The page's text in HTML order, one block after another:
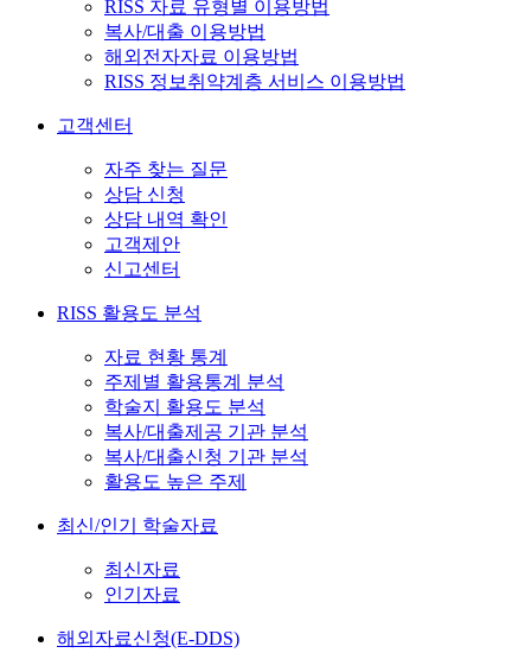
RISS 자료 유형별 이용방법
복사/대출 이용방법
해외전자자료 이용방법
RISS 정보취약계층 서비스 이용방법
고객센터
자주 찾는 질문
상담 신청
상담 내역 확인
고객제안
신고센터
RISS 활용도 분석
자료 현황 통계
주제별 활용통계 분석
학술지 활용도 분석
복사/대출제공 기관 분석
복사/대출신청 기관 분석
활용도 높은 주제
최신/인기 학술자료
최신자료
인기자료
해외자료신청(E-DDS)